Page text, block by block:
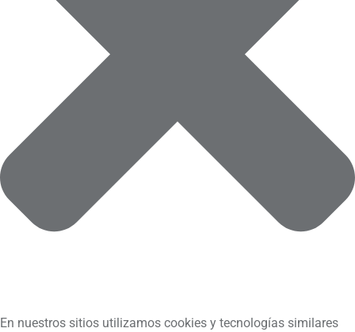
En nuestros sitios utilizamos cookies y tecnologías similares